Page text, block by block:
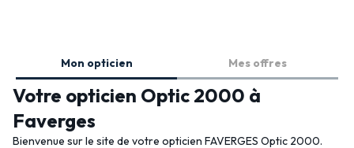
Mon opticien Mes offres
Votre opticien Optic 2000 à
Faverges
Bienvenue sur le site de votre opticien FAVERGES Optic 2000.